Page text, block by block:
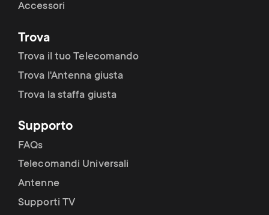
Accessori
Trova
Trova il tuo Telecomando
Trova l'Antenna giusta
Trova la staffa giusta
Supporto
FAQs
Telecomandi Universali
Antenne
Supporti TV